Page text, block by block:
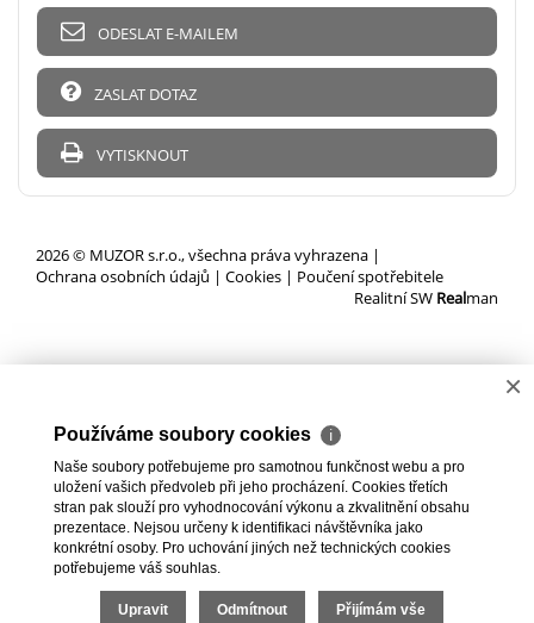
ODESLAT E-MAILEM
ZASLAT DOTAZ
VYTISKNOUT
2026 © MUZOR s.r.o., všechna práva vyhrazena |
Ochrana osobních údajů | Cookies | Poučení spotřebitele
Realitní SW Realman
×
Používáme soubory cookies ℹ
Naše soubory potřebujeme pro samotnou funkčnost webu a pro
uložení vašich předvoleb při jeho procházení. Cookies třetích
stran pak slouží pro vyhodnocování výkonu a zkvalitnění obsahu
prezentace. Nejsou určeny k identifikaci návštěvníka jako
konkrétní osoby. Pro uchování jiných než technických cookies
potřebujeme váš souhlas.
Upravit Odmítnout Přijímám vše